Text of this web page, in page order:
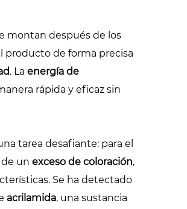
montan después de los
producto de forma precisa
. La energía de
rápida y eficaz sin
tarea desafiante: para el
un exceso de coloración,
Se ha detectado
acrilamida, una sustancia